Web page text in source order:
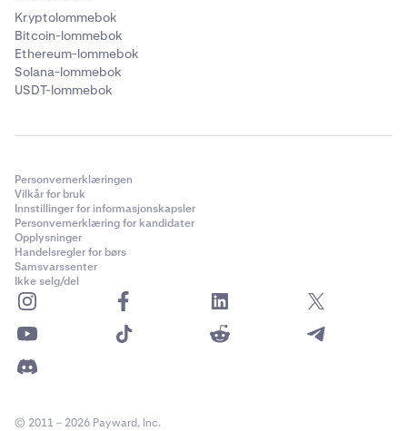
Kryptolommebok
Bitcoin-lommebok
Ethereum-lommebok
Solana-lommebok
USDT-lommebok
Personvernerklæringen
Vilkår for bruk
Innstillinger for informasjonskapsler
Personvernerklæring for kandidater
Opplysninger
Handelsregler for børs
Samsvarssenter
Ikke selg/del
© 2011 – 2026 Payward, Inc.